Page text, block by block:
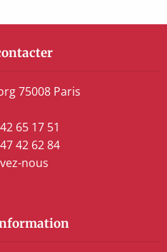
75008 Paris
65 17 51
42 62 84
nous